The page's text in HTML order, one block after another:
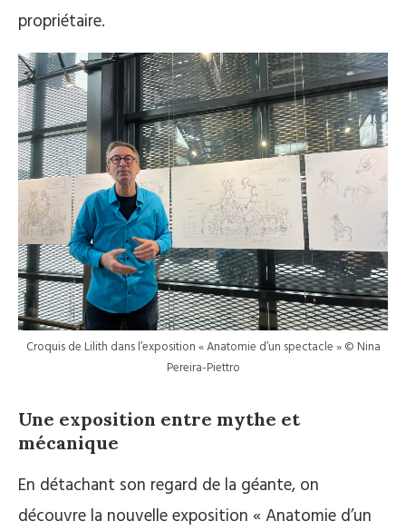
propriétaire.
Croquis de Lilith dans l’exposition « Anatomie d’un spectacle » © Nina
Pereira-Piettro
Une exposition entre mythe et
mécanique
En détachant son regard de la géante, on
découvre la nouvelle exposition « Anatomie d’un